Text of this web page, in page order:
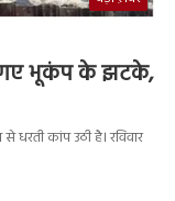
गए भूकंप के झटके,
कांप उठी है। रविवार